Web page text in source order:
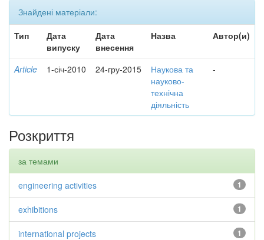
Знайдені матеріали:
Тип
Дата
випуску
Дата
внесення
Назва Автор(и)
Article 1-січ-2010 24-гру-2015
Наукова та
науково-
технічна
діяльність
-
Розкриття
за темами
1
engineering activities
1
exhibitions
1
international projects